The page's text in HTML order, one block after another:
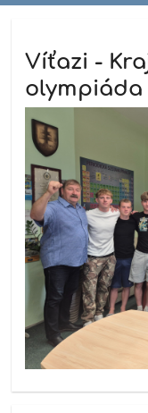
Víťazi -
olympiáda